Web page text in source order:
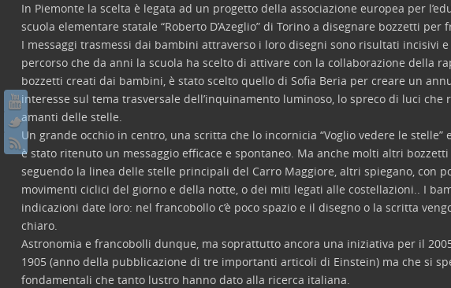
In Piemonte la scelta è legata ad un progetto della associazione europea per
scuola elementare statale “Roberto D’Azeglio” di Torino a disegnare bozzetti
I messaggi trasmessi dai bambini attraverso i loro disegni sono risultati
percorso che da anni la scuola ha scelto di attivare con la collaborazione della
bozzetti creati dai bambini, è stato scelto quello di Sofia Beria per creare un
interesse sul tema trasversale dell’inquinamento luminoso, lo spreco di luci
amanti delle stelle.
Un grande occhio in centro, una scritta che lo incornicia “Voglio vedere le
è stato ritenuto un messaggio efficace e spontaneo. Ma anche molti altri
seguendo la linea delle stelle principali del Carro Maggiore, altri spiegano, con
movimenti ciclici del giorno e della notte, o dei miti legati alle costellazioni.. I
indicazioni date loro: nel francobollo c’è poco spazio e il disegno o la scritta
chiaro.
Astronomia e francobolli dunque, ma soprattutto ancora una iniziativa per il
1905 (anno della pubblicazione di tre importanti articoli di Einstein) ma che si
fondamentali che tanto lustro hanno dato alla ricerca italiana.